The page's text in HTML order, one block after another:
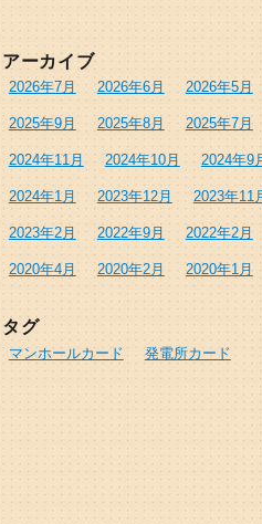
アーカイブ
2026年7月 2026年6月 2026年5月
2025年9月 2025年8月 2025年7月
2024年11月 2024年10月 2024年9
2024年1月 2023年12月 2023年11
2023年2月 2022年9月 2022年2月
2020年4月 2020年2月 2020年1月
タグ
マンホールカード 発電所カード